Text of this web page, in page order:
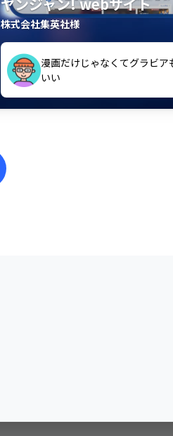
株式会社集英社様
漫画だけじゃなくてグラビア
いい
紙の雑誌買うより安くて助か